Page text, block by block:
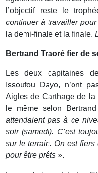
l’objectif reste le
continuer à travailler
la demi-finale et la finale.
Bertrand Traoré fier de
Les deux capitaines
Issoufou Dayo, n’ont
Aigles de Carthage de la
le même selon
attendaient pas à ce
soir (samedi). C’est
sur le terrain. On est
pour être prêts ».